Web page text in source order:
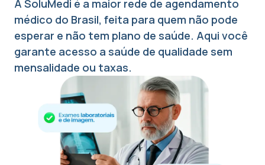
A SoluMedi é a maior rede de agendamento
médico do Brasil, feita para quem não pode
esperar e não tem plano de saúde. Aqui você
garante acesso a saúde de qualidade sem
mensalidade ou taxas.